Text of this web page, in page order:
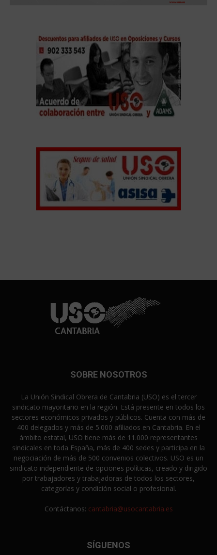
SOBRE NOSOTROS
La Unión Sindical Obrera de Cantabria (USO) es el tercer
sindicato mayoritario en la región. Está presente en todos los
sectores económicos privados y públicos. Cuenta con más de
400 delegados y más de 5.000 afiliados en Cantabria. En el
ámbito estatal, USO tiene más de 11.000 representantes
sindicales en toda España, más de 400 sedes y participa en la
negociación de más de 500 convenios colectivos. USO es un
sindicato independiente de opciones políticas, creado y dirigido
por trabajadores y trabajadoras de todos los sectores,
categorías y condición social o profesional.
Contáctanos: cantabria@usocantabria.es
SÍGUENOS